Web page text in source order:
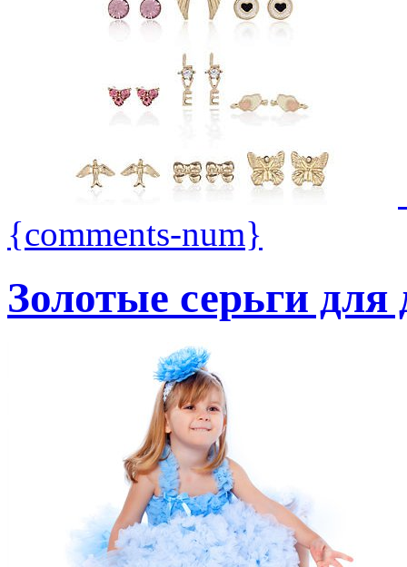
{comments-num}
Золотые серьги для